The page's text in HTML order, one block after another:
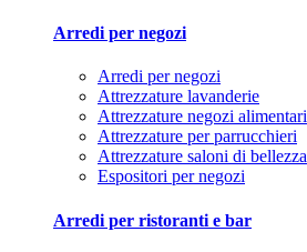
Arredi per negozi
Arredi per negozi
Attrezzature lavanderie
Attrezzature negozi alimentari
Attrezzature per parrucchieri
Attrezzature saloni di bellezza
Espositori per negozi
Arredi per ristoranti e bar